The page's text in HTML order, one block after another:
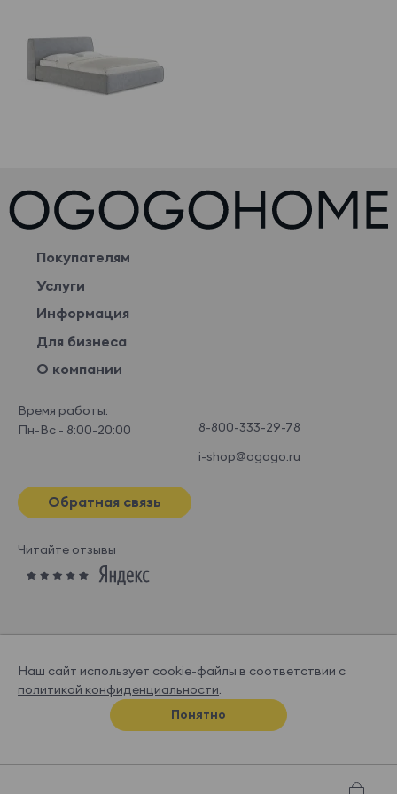
Покупателям
Услуги
Информация
Для бизнеса
О компании
Время работы:
Пн-Вс - 8:00-20:00
8-800-333-29-78
i-shop@ogogo.ru
Обратная связь
Читайте отзывы
© OGOGOHOME, 2026
Спроектировано и нарисовано вСупрематике
Наш сайт использует cookie-файлы в соответствии с
политикой конфиденциальности.
Понятно